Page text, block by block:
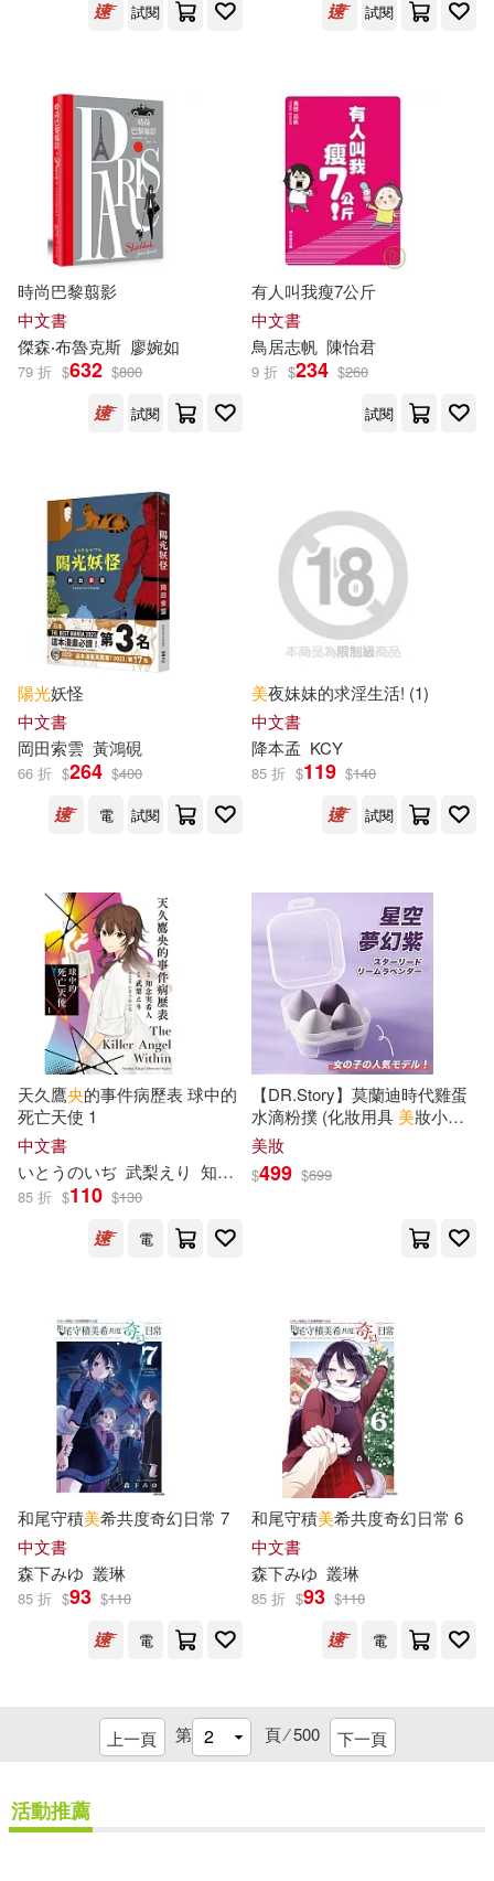
千華名師(45)
朱自清(45)
美女オムニバス(45)
（美）斯托夫人(45)
（美）諾爾曼·伯德韋爾(45)
e-Creative Contents(44)
アリスJAPAN capture ebook(44)
奈央晃徳(44) 曹文軒(44)
横山美雪(44) 濃交美乳妻(44)
藍山(44)
（美）伯內特(44)
（美）卡倫·霍妮(44)
（美）美國迪士尼公司(44)
（美）雅各布·阿伯特(44)
冰波(43) 奥めぐ美(43)
流川莉央(43)
（美）H.P.洛夫克拉夫特(43)
（美）弗拉基米爾·納博科夫(43)
(美)埃里克森(42)
ぷにちゃん(42) 川菜美鈴(42)
幼福編輯部(42) 文月マロ(42)
田島美美(42) 近藤郁美(42)
高橋美由紀(42)
十色(41)
吉林美術出版社(303)
世界知識出版社(302)
天下文化(302)
石油工業出版社(302)
知識產權出版社(299)
江蘇美術出版社(295)
瑞昇(294)
民主與建設出版社(291)
新蕾出版社(290)
講談社(290) 滾石(286)
廣東新世紀出版社(278)
北京工藝美術出版社(276)
上海社會科學院出版社(273)
上海教育出版社(272)
春風文藝出版社(270)
上海古籍出版社(268)
外文出版社(267)
浙江人民美術出版社(267)
中國醫藥科技出版社(263)
金城出版社(262)
河北少年兒童出版社(261)
木馬文化(258)
人民音樂出版社(257)
試閱
試閱
時尚巴黎翦影
中文書
傑森‧布魯克斯 廖婉如
79 折 $632 $800
試閱
有人叫我瘦7公斤
中文書
鳥居志帆 陳怡君
9 折 $234 $260
試閱
陽光妖怪
中文書
岡田索雲 黃鴻硯
66 折 $264 $400
電
試閱
美夜妹妹的求淫生活! (1)
中文書
降本孟 KCY
85 折 $119 $140
試閱
天久鷹央的事件病歷表 球中的
死亡天使 1
中文書
いとうのいぢ 武梨えり 知念実希人 林子傑
85 折 $110 $130
電
【DR.Story】莫蘭迪時代雞蛋
水滴粉撲 (化妝用具 美妝小物)
星空夢幻紫
美妝
$499 $699
和尾守積美希共度奇幻日常 7
中文書
森下みゆ 叢琳
85 折 $93 $110
電
和尾守積美希共度奇幻日常 6
中文書
森下みゆ 叢琳
85 折 $93 $110
電
上一頁 第 頁 ⁄500 下一頁
活動推薦